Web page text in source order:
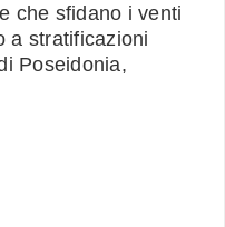
che sfidano i venti
a stratificazioni
Poseidonia,